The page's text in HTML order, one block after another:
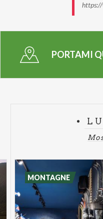
PORTAMI
MONTAGNE